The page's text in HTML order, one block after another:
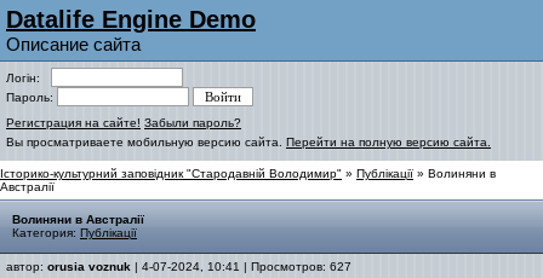
Datalife Engine Demo
Описание сайта
Логін:
Пароль:
Регистрация на сайте! Забыли пароль?
Вы просматриваете мобильную версию сайта. Перейти на полную версию сайта.
Історико-культурний заповідник "Стародавній Володимир" » Публікації » Волиняни в
Австралії
Волиняни в Австралії
Категория: Публікації
автор: orusia voznuk | 4-07-2024, 10:41 | Просмотров: 627